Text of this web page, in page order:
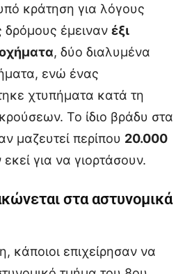
κράτηση για λόγους
δρόμους έμειναν έξι
, δύο διαλυμένα
ενώ ένας
χτυπήματα κατά τη
Το ίδιο βράδυ στα
μαζευτεί περίπου 20.000
για να γιορτάσουν.
στα αστυνομικά
κάποιοι επιχείρησαν να